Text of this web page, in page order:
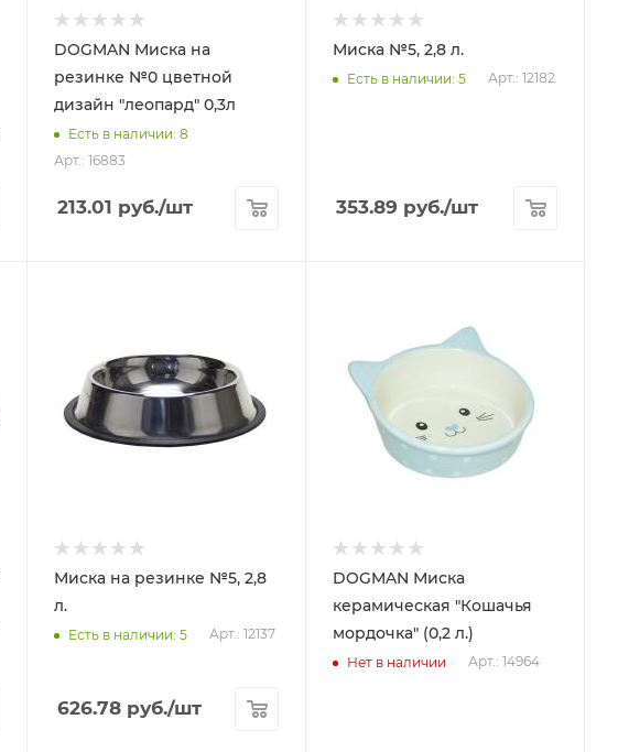
DOGMAN Миска на
резинке №0 цветной
дизайн "леопард" 0,3л
Есть в наличии: 8
Арт.: 16883
213.01 руб./шт
Миска №5, 2,8 л.
Есть в наличии: 5 Арт.: 12182
353.89 руб./шт
Миска на резинке №5, 2,8
л.
Есть в наличии: 5 Арт.: 12137
626.78 руб./шт
DOGMAN Миска
керамическая "Кошачья
мордочка" (0,2 л.)
Нет в наличии Арт.: 14964